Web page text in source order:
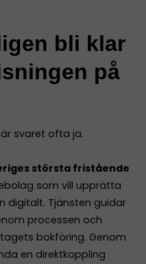
bli klar
på
svaret ofta ja.
största fristående
som vill upprätta
digitalt. Tjänsten guidar
processen och
bokföring. Genom
en direktkoppling